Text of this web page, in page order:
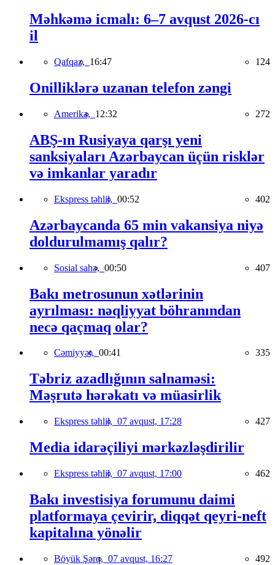
Məhkəmə icmalı: 6–7 avqust 2026-cı
il
Qafqaz, 16:47 124
Onilliklərə uzanan telefon zəngi
Amerika, 12:32 272
ABŞ-ın Rusiyaya qarşı yeni
sanksiyaları Azərbaycan üçün risklər
və imkanlar yaradır
Ekspress təhlil, 00:52 402
Azərbaycanda 65 min vakansiya niyə
doldurulmamış qalır?
Sosial sahə, 00:50 407
Bakı metrosunun xətlərinin
ayrılması: nəqliyyat böhranından
necə qaçmaq olar?
Cəmiyyət, 00:41 335
Təbriz azadlığının salnaməsi:
Məşrutə hərəkatı və müasirlik
Ekspress təhlil, 07 avqust, 17:28 427
Media idarəçiliyi mərkəzləşdirilir
Ekspress təhlil, 07 avqust, 17:00 462
Bakı investisiya forumunu daimi
platformaya çevirir, diqqət qeyri-neft
kapitalına yönəlir
Böyük Şərq, 07 avqust, 16:27 492